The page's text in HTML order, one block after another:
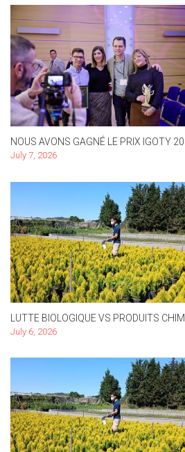
NOUS AVONS GAGNÉ LE PRIX IGOTY
July 7, 2026
LUTTE BIOLOGIQUE VS PRODUITS
July 6, 2026